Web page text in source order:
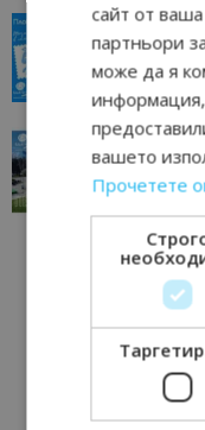
Перник
сайт от
партньори
може да я
вашето
Прочетете